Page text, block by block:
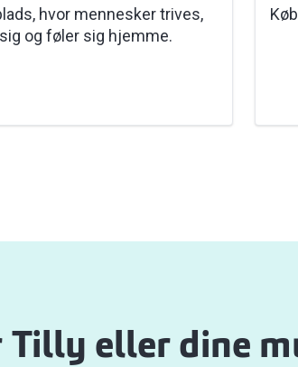
hvor mennesker trives,
og føler sig hjemme.
Tilly eller dine